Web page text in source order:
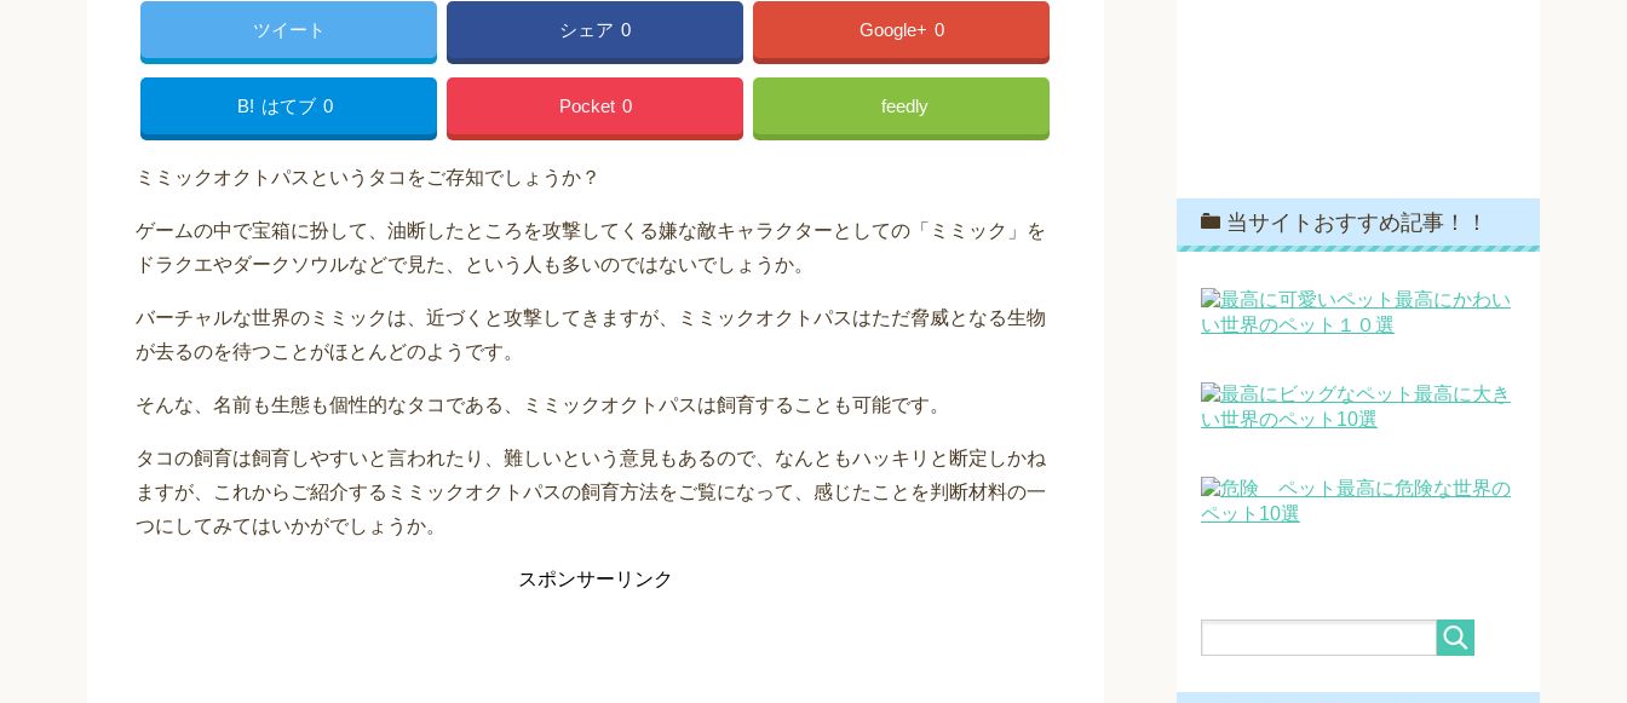
ツイート シェア 0 Google+ 0
B! はてブ 0 Pocket 0 feedly
ミミックオクトパスというタコをご存知でしょうか？
ゲームの中で宝箱に扮して、油断したところを攻撃してくる嫌な敵キャラクターとしての「ミミック」を
ドラクエやダークソウルなどで見た、という人も多いのではないでしょうか。
バーチャルな世界のミミックは、近づくと攻撃してきますが、ミミックオクトパスはただ脅威となる生物
が去るのを待つことがほとんどのようです。
そんな、名前も生態も個性的なタコである、ミミックオクトパスは飼育することも可能です。
タコの飼育は飼育しやすいと言われたり、難しいという意見もあるので、なんともハッキリと断定しかね
ますが、これからご紹介するミミックオクトパスの飼育方法をご覧になって、感じたことを判断材料の一
つにしてみてはいかがでしょうか。
スポンサーリンク
当サイトおすすめ記事！！
最高にかわい
い世界のペット１０選
最高に大き
い世界のペット10選
最高に危険な世界の
ペット10選